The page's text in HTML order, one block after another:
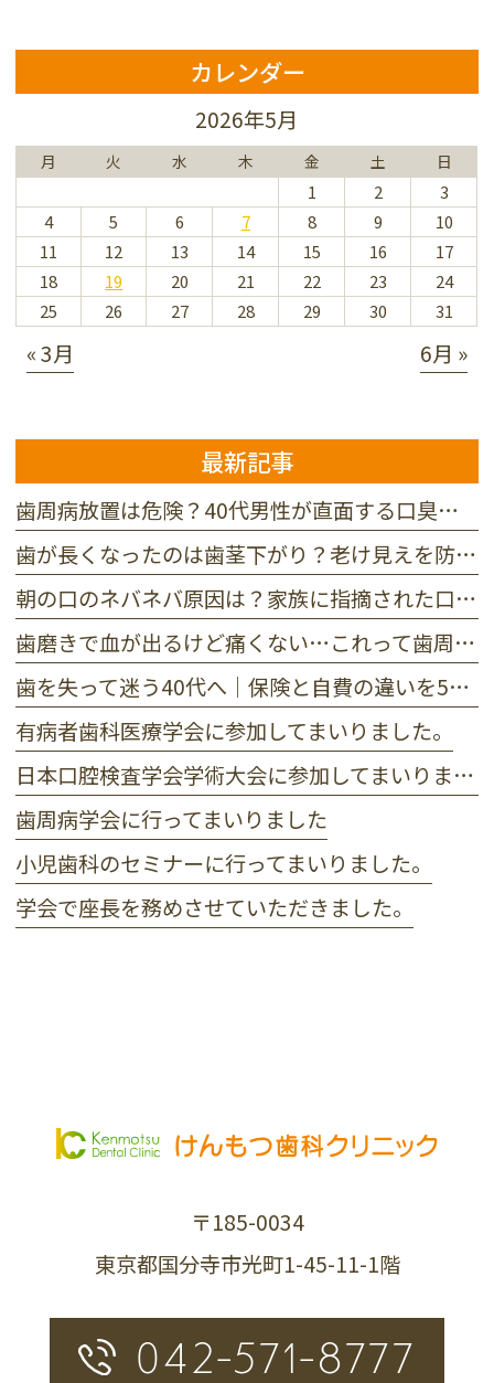
カレンダー
2026年5月
月 火 水 木 金 土 日
1 2
3
4
5 6 7 8 9
10
11
12 13 14 15 16
17
18
19 20 21 22 23
24
25
26 27 28 29 30 31
« 3月 6月 »
最新記事
歯周病放置は危険？40代男性が直面する口臭と抜歯リスクの真実
歯が長くなったのは歯茎下がり？老け見えを防ぐ3つの原因と対処法
朝の口のネバネバ原因は？家族に指摘された口臭を防ぐ3つの対策
歯磨きで血が出るけど痛くない…これって歯周病？初期症状セルフチェック
歯を失って迷う40代へ｜保険と自費の違いを5つの基準で徹底比較
有病者歯科医療学会に参加してまいりました。
日本口腔検査学会学術大会に参加してまいりました。
歯周病学会に行ってまいりました
小児歯科のセミナーに行ってまいりました。
学会で座長を務めさせていただきました。
〒185-0034
東京都国分寺市光町1-45-11-1階
042-571-8777